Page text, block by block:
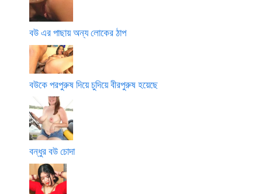
বউ এর পাছায় অন্য লোকের ঠাপ
বউকে পরপুরুষ দিয়ে চুদিয়ে বীরপুরুষ হয়েছে
বন্ধুর বউ চোদা